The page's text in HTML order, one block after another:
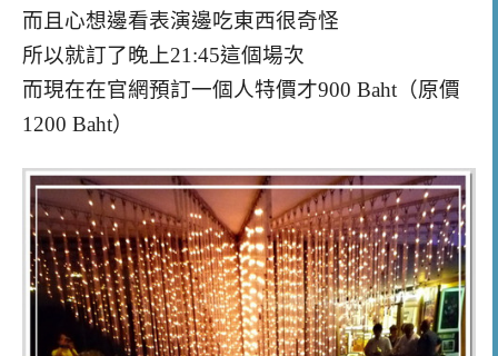
而且心想邊看表演邊吃東西很奇怪
所以就訂了晚上21:45這個場次
而現在在官網預訂一個人特價才900 Baht（原價
1200 Baht）